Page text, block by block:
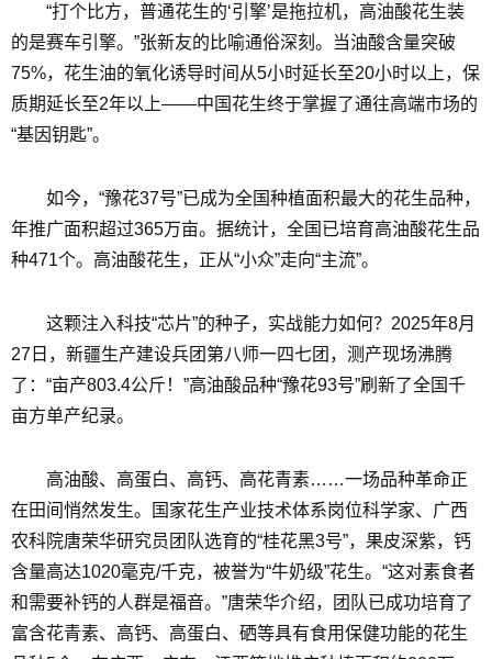
“打个比方，普通花生的‘引擎’是拖拉机，高油酸花生装
的是赛车引擎。”张新友的比喻通俗深刻。当油酸含量突破
75%，花生油的氧化诱导时间从5小时延长至20小时以上，保
质期延长至2年以上——中国花生终于掌握了通往高端市场的
“基因钥匙”。
如今，“豫花37号”已成为全国种植面积最大的花生品种，
年推广面积超过365万亩。据统计，全国已培育高油酸花生品
种471个。高油酸花生，正从“小众”走向“主流”。
这颗注入科技“芯片”的种子，实战能力如何？2025年8月
27日，新疆生产建设兵团第八师一四七团，测产现场沸腾
了：“亩产803.4公斤！”高油酸品种“豫花93号”刷新了全国千
亩方单产纪录。
高油酸、高蛋白、高钙、高花青素……一场品种革命正
在田间悄然发生。国家花生产业技术体系岗位科学家、广西
农科院唐荣华研究员团队选育的“桂花黑3号”，果皮深紫，钙
含量高达1020毫克/千克，被誉为“牛奶级”花生。“这对素食者
和需要补钙的人群是福音。”唐荣华介绍，团队已成功培育了
富含花青素、高钙、高蛋白、硒等具有食用保健功能的花生